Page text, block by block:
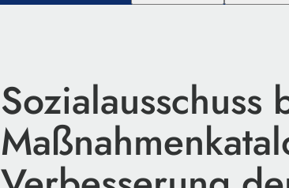
Sozialausschuss